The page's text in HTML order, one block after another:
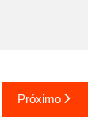
Próximo